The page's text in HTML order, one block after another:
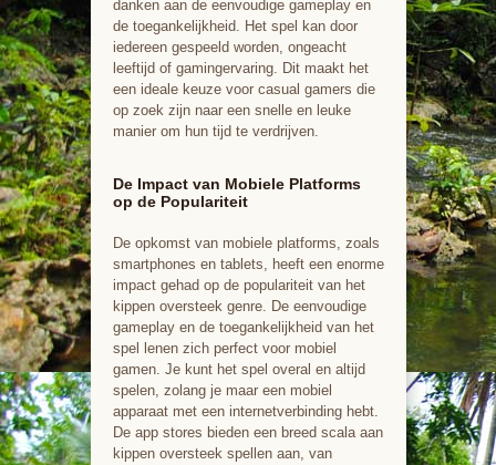
danken aan de eenvoudige gameplay en
de toegankelijkheid. Het spel kan door
iedereen gespeeld worden, ongeacht
leeftijd of gamingervaring. Dit maakt het
een ideale keuze voor casual gamers die
op zoek zijn naar een snelle en leuke
manier om hun tijd te verdrijven.
De Impact van Mobiele Platforms
op de Populariteit
De opkomst van mobiele platforms, zoals
smartphones en tablets, heeft een enorme
impact gehad op de populariteit van het
kippen oversteek genre. De eenvoudige
gameplay en de toegankelijkheid van het
spel lenen zich perfect voor mobiel
gamen. Je kunt het spel overal en altijd
spelen, zolang je maar een mobiel
apparaat met een internetverbinding hebt.
De app stores bieden een breed scala aan
kippen oversteek spellen aan, van